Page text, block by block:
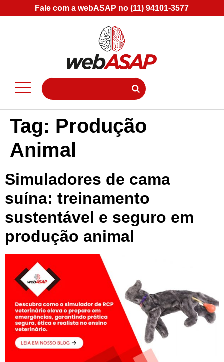
Fale com a webASAP no (11) 94101-3577
Tag: Produção
Animal
Simuladores de cama
suína: treinamento
sustentável e seguro em
produção animal